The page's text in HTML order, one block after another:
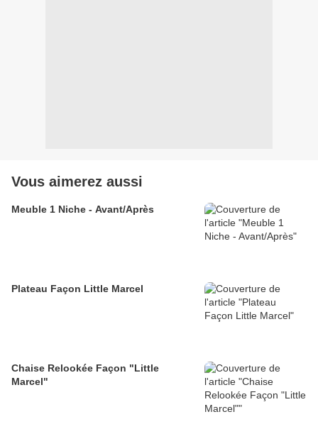
Vous aimerez aussi
Meuble 1 Niche - Avant/Après
Plateau Façon Little Marcel
Chaise Relookée Façon "Little
Marcel"